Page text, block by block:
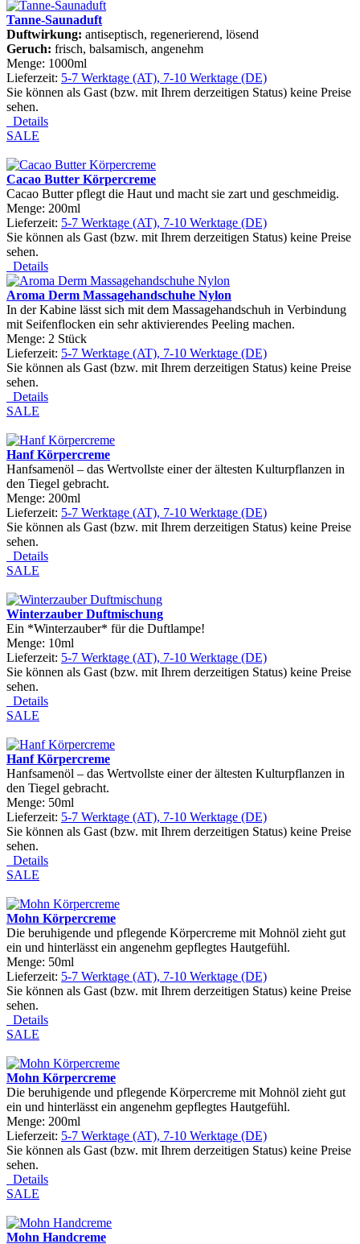
Tanne-Saunaduft
Duftwirkung: antiseptisch, regenerierend, lösend
Geruch: frisch, balsamisch, angenehm
Menge: 1000ml
Lieferzeit: 5-7 Werktage (AT), 7-10 Werktage (DE)
Sie können als Gast (bzw. mit Ihrem derzeitigen Status) keine Preise
sehen.
Details
SALE
Cacao Butter Körpercreme
Cacao Butter pflegt die Haut und macht sie zart und geschmeidig.
Menge: 200ml
Lieferzeit: 5-7 Werktage (AT), 7-10 Werktage (DE)
Sie können als Gast (bzw. mit Ihrem derzeitigen Status) keine Preise
sehen.
Details
Aroma Derm Massagehandschuhe Nylon
In der Kabine lässt sich mit dem Massagehandschuh in Verbindung
mit Seifenflocken ein sehr aktivierendes Peeling machen.
Menge: 2 Stück
Lieferzeit: 5-7 Werktage (AT), 7-10 Werktage (DE)
Sie können als Gast (bzw. mit Ihrem derzeitigen Status) keine Preise
sehen.
Details
SALE
Hanf Körpercreme
Hanfsamenöl – das Wertvollste einer der ältesten Kulturpflanzen in
den Tiegel gebracht.
Menge: 200ml
Lieferzeit: 5-7 Werktage (AT), 7-10 Werktage (DE)
Sie können als Gast (bzw. mit Ihrem derzeitigen Status) keine Preise
sehen.
Details
SALE
Winterzauber Duftmischung
Ein *Winterzauber* für die Duftlampe!
Menge: 10ml
Lieferzeit: 5-7 Werktage (AT), 7-10 Werktage (DE)
Sie können als Gast (bzw. mit Ihrem derzeitigen Status) keine Preise
sehen.
Details
SALE
Hanf Körpercreme
Hanfsamenöl – das Wertvollste einer der ältesten Kulturpflanzen in
den Tiegel gebracht.
Menge: 50ml
Lieferzeit: 5-7 Werktage (AT), 7-10 Werktage (DE)
Sie können als Gast (bzw. mit Ihrem derzeitigen Status) keine Preise
sehen.
Details
SALE
Mohn Körpercreme
Die beruhigende und pflegende Körpercreme mit Mohnöl zieht gut
ein und hinterlässt ein angenehm gepflegtes Hautgefühl.
Menge: 50ml
Lieferzeit: 5-7 Werktage (AT), 7-10 Werktage (DE)
Sie können als Gast (bzw. mit Ihrem derzeitigen Status) keine Preise
sehen.
Details
SALE
Mohn Körpercreme
Die beruhigende und pflegende Körpercreme mit Mohnöl zieht gut
ein und hinterlässt ein angenehm gepflegtes Hautgefühl.
Menge: 200ml
Lieferzeit: 5-7 Werktage (AT), 7-10 Werktage (DE)
Sie können als Gast (bzw. mit Ihrem derzeitigen Status) keine Preise
sehen.
Details
SALE
Mohn Handcreme